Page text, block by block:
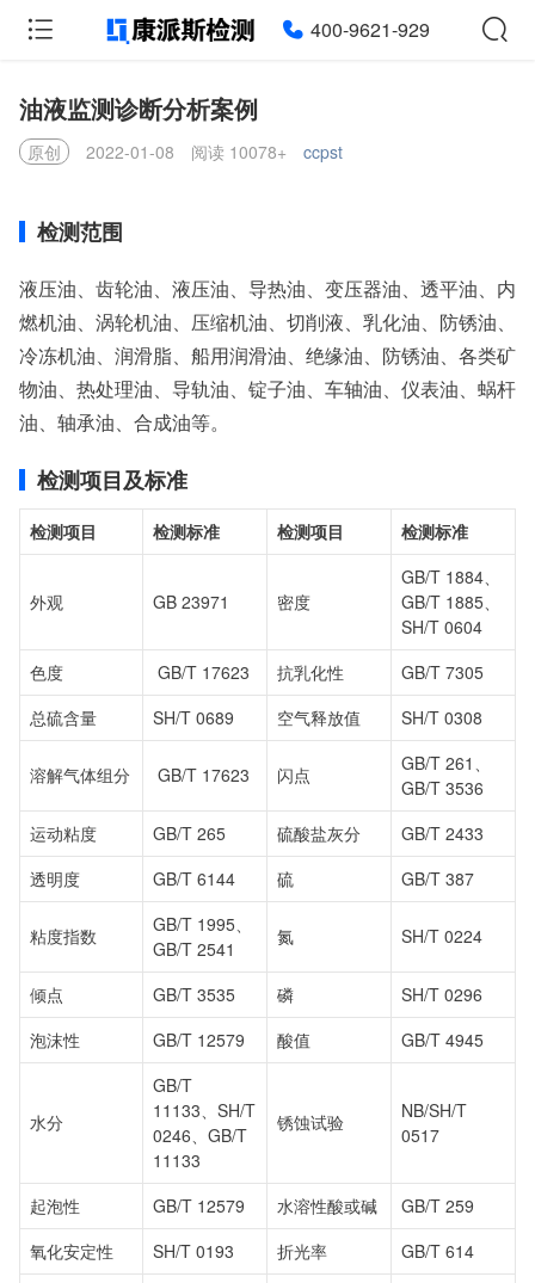
400-9621-929
油液监测诊断分析案例
原创 2022-01-08 阅读 10078+ ccpst
检测范围
液压油、齿轮油、液压油、导热油、变压器油、透平油、内
燃机油、涡轮机油、压缩机油、切削液、乳化油、防锈油、
冷冻机油、润滑脂、船用润滑油、绝缘油、防锈油、各类矿
物油、热处理油、导轨油、锭子油、车轴油、仪表油、蜗杆
油、轴承油、合成油等。
检测项目及标准
检测项目 检测标准 检测项目 检测标准
外观 GB 23971 密度
GB/T 1884、
GB/T 1885、
SH/T 0604
色度
GB/T 17623 抗乳化性
GB/T 7305
总硫含量
SH/T 0689 空气释放值 SH/T 0308
溶解气体组分 GB/T 17623 闪点
GB/T 261、
GB/T 3536
运动粘度
GB/T 265 硫酸盐灰分
GB/T 2433
透明度
GB/T 6144 硫 GB/T 387
粘度指数
GB/T 1995、
GB/T 2541
氮 SH/T 0224
倾点 GB/T 3535 磷
SH/T 0296
泡沫性
GB/T 12579 酸值 GB/T 4945
水分
GB/T
11133、SH/T
0246、GB/T
11133
锈蚀试验
NB/SH/T
0517
起泡性 GB/T 12579 水溶性酸或碱
GB/T 259
氧化安定性
SH/T 0193 折光率
GB/T 614